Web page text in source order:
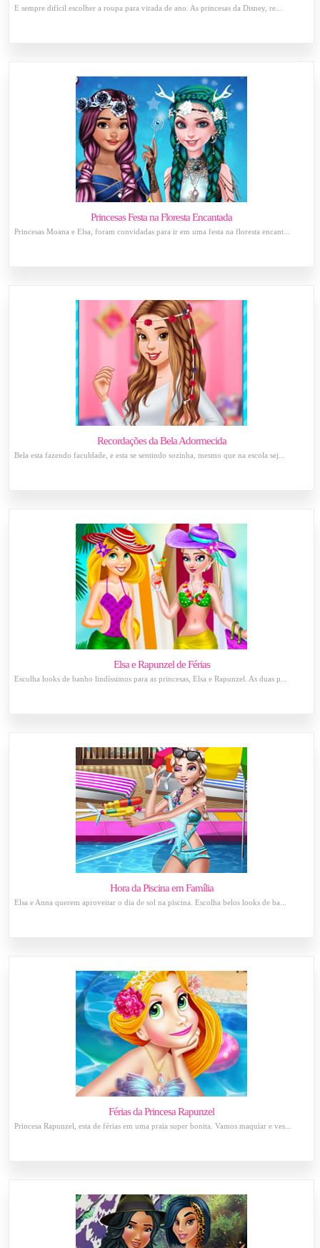
É sempre difícil escolher a roupa para virada de ano. As princesas da Disney, re...
Princesas Festa na Floresta Encantada
Princesas Moana e Elsa, foram convidadas para ir em uma festa na floresta encant...
Recordações da Bela Adormecida
Bela esta fazendo faculdade, e esta se sentindo sozinha, mesmo que na escola sej...
Elsa e Rapunzel de Férias
Escolha looks de banho lindíssimos para as princesas, Elsa e Rapunzel. As duas p...
Hora da Piscina em Família
Elsa e Anna querem aproveitar o dia de sol na piscina. Escolha belos looks de ba...
Férias da Princesa Rapunzel
Princesa Rapunzel, esta de férias em uma praia super bonita. Vamos maquiar e ves...